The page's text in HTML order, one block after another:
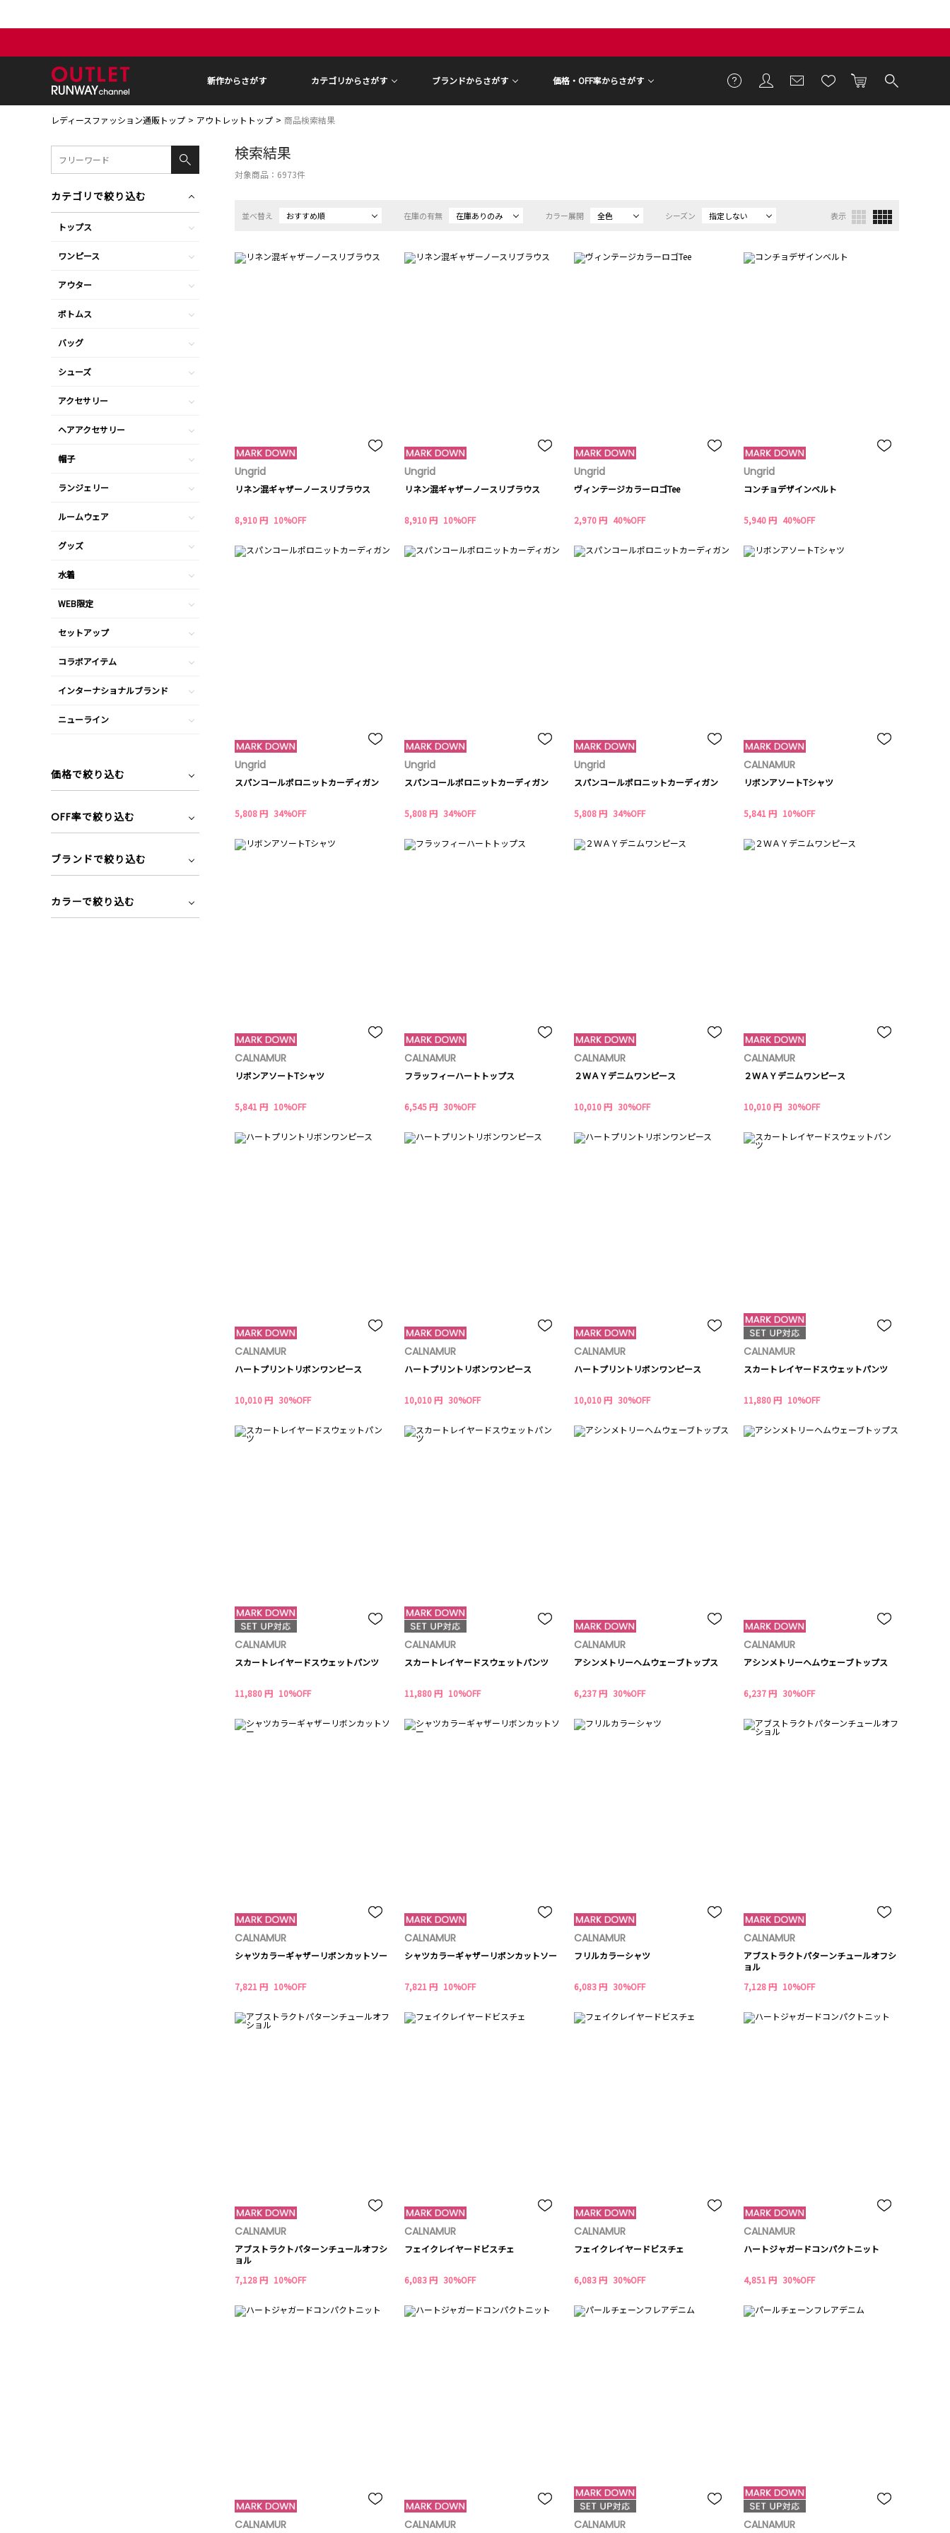
新作からさがす カテゴリからさがす ブランドからさがす 価格・OFF率からさがす
レディースファッション通販トップ アウトレットトップ 商品検索結果
検索結果
対象商品： 6973件
並べ替え おすすめ順 在庫の有無 在庫ありのみ カラー展開 全色 シーズン 指定しない 表示
Ungrid
リネン混ギャザーノースリブラウス
8,910 円 10%OFF
Ungrid
リネン混ギャザーノースリブラウス
8,910 円 10%OFF
Ungrid
ヴィンテージカラーロゴTee
2,970 円 40%OFF
Ungrid
コンチョデザインベルト
5,940 円 40%OFF
Ungrid
スパンコールポロニットカーディガン
5,808 円 34%OFF
Ungrid
スパンコールポロニットカーディガン
5,808 円 34%OFF
Ungrid
スパンコールポロニットカーディガン
5,808 円 34%OFF
CALNAMUR
リボンアソートTシャツ
5,841 円 10%OFF
CALNAMUR
リボンアソートTシャツ
5,841 円 10%OFF
CALNAMUR
フラッフィーハートトップス
6,545 円 30%OFF
CALNAMUR
２ＷＡＹデニムワンピース
10,010 円 30%OFF
CALNAMUR
２ＷＡＹデニムワンピース
10,010 円 30%OFF
CALNAMUR
ハートプリントリボンワンピース
10,010 円 30%OFF
CALNAMUR
ハートプリントリボンワンピース
10,010 円 30%OFF
CALNAMUR
ハートプリントリボンワンピース
10,010 円 30%OFF
CALNAMUR
スカートレイヤードスウェットパンツ
11,880 円 10%OFF
CALNAMUR
スカートレイヤードスウェットパンツ
11,880 円 10%OFF
CALNAMUR
スカートレイヤードスウェットパンツ
11,880 円 10%OFF
CALNAMUR
アシンメトリーヘムウェーブトップス
6,237 円 30%OFF
CALNAMUR
アシンメトリーヘムウェーブトップス
6,237 円 30%OFF
CALNAMUR
シャツカラーギャザーリボンカットソー
7,821 円 10%OFF
CALNAMUR
シャツカラーギャザーリボンカットソー
7,821 円 10%OFF
CALNAMUR
フリルカラーシャツ
6,083 円 30%OFF
CALNAMUR
アブストラクトパターンチュールオフシ
ョル
7,128 円 10%OFF
CALNAMUR
アブストラクトパターンチュールオフシ
ョル
7,128 円 10%OFF
CALNAMUR
フェイクレイヤードビスチェ
6,083 円 30%OFF
CALNAMUR
フェイクレイヤードビスチェ
6,083 円 30%OFF
CALNAMUR
ハートジャガードコンパクトニット
4,851 円 30%OFF
CALNAMUR CALNAMUR CALNAMUR CALNAMUR
カテゴリで絞り込む
トップス
ワンピース
アウター
ボトムス
バッグ
シューズ
アクセサリー
ヘアアクセサリー
帽子
ランジェリー
ルームウェア
グッズ
水着
WEB限定
セットアップ
コラボアイテム
インターナショナルブランド
ニューライン
価格で絞り込む
OFF率で絞り込む
ブランドで絞り込む
カラーで絞り込む